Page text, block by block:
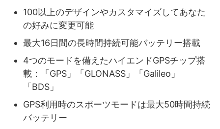
100以上のデザインやカスタマイズしてあなた
の好みに変更可能
最大16日間の長時間持続可能バッテリー搭載
4つのモードを備えたハイエンドGPSチップ搭
載：「GPS」「GLONASS」「Galileo」
「BDS」
GPS利用時のスポーツモードは最大50時間持続
バッテリー